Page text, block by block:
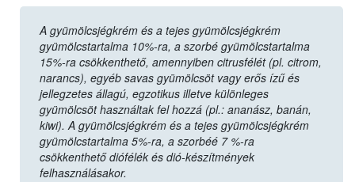
A gyümölcsjégkrém és a tejes gyümölcsjégkrém
gyümölcstartalma 10%-ra, a szorbé gyümölcstartalma
15%-ra csökkenthető, amennyiben citrusfélét (pl. citrom,
narancs), egyéb savas gyümölcsöt vagy erős ízű és
jellegzetes állagú, egzotikus illetve különleges
gyümölcsöt használtak fel hozzá (pl.: ananász, banán,
kiwi). A gyümölcsjégkrém és a tejes gyümölcsjégkrém
gyümölcstartalma 5%-ra, a szorbéé 7 %-ra
csökkenthető diófélék és dió-készítmények
felhasználásakor.